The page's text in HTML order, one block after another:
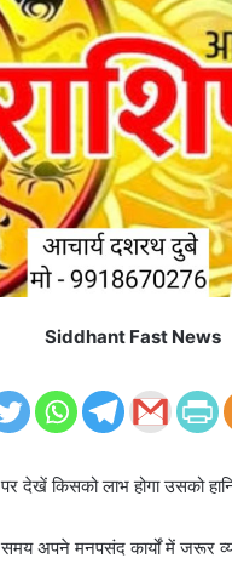
Siddhant Fast News
देखें किसको लाभ होगा उसको
अपने मनपसंद कार्यों में जरूर